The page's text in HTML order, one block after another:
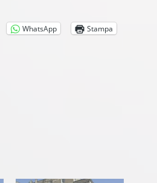
WhatsApp Stampa